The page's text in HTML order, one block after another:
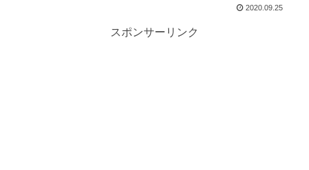
2020.09.25
スポンサーリンク